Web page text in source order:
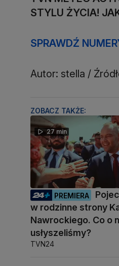
STYLU ŻYCIA!
SPRAWDŹ
Autor: stella /
ZOBACZ TAKŻE:
27 min
PREMIERA
w rodzinne strony
Nawrockiego. Co o
usłyszeliśmy?
TVN24